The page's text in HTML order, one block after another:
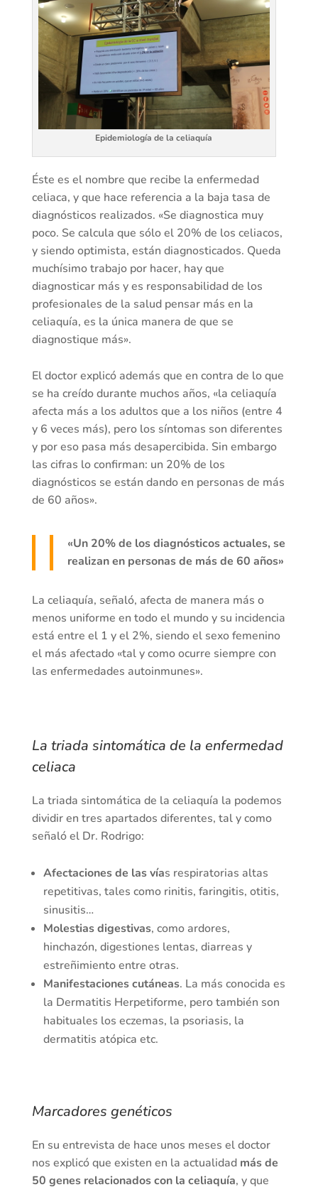
Epidemiología de la celiaquía
Éste es el nombre que recibe la enfermedad
celiaca, y que hace referencia a la baja tasa de
diagnósticos realizados. «Se diagnostica muy
poco. Se calcula que sólo el 20% de los celiacos,
y siendo optimista, están diagnosticados. Queda
muchísimo trabajo por hacer, hay que
diagnosticar más y es responsabilidad de los
profesionales de la salud pensar más en la
celiaquía, es la única manera de que se
diagnostique más».
El doctor explicó además que en contra de lo que
se ha creído durante muchos años, «la celiaquía
afecta más a los adultos que a los niños (entre 4
y 6 veces más), pero los síntomas son diferentes
y por eso pasa más desapercibida. Sin embargo
las cifras lo confirman: un 20% de los
diagnósticos se están dando en personas de más
de 60 años».
«Un 20% de los diagnósticos actuales, se
realizan en personas de más de 60 años»
La celiaquía, señaló, afecta de manera más o
menos uniforme en todo el mundo y su incidencia
está entre el 1 y el 2%, siendo el sexo femenino
el más afectado «tal y como ocurre siempre con
las enfermedades autoinmunes».
La triada sintomática de la enfermedad
celiaca
La triada sintomática de la celiaquía la podemos
dividir en tres apartados diferentes, tal y como
señaló el Dr. Rodrigo:
Afectaciones de las vías respiratorias altas
repetitivas, tales como rinitis, faringitis, otitis,
sinusitis…
Molestias digestivas, como ardores,
hinchazón, digestiones lentas, diarreas y
estreñimiento entre otras.
Manifestaciones cutáneas. La más conocida es
la Dermatitis Herpetiforme, pero también son
habituales los eczemas, la psoriasis, la
dermatitis atópica etc.
Marcadores genéticos
En su entrevista de hace unos meses el doctor
nos explicó que existen en la actualidad más de
50 genes relacionados con la celiaquía, y que